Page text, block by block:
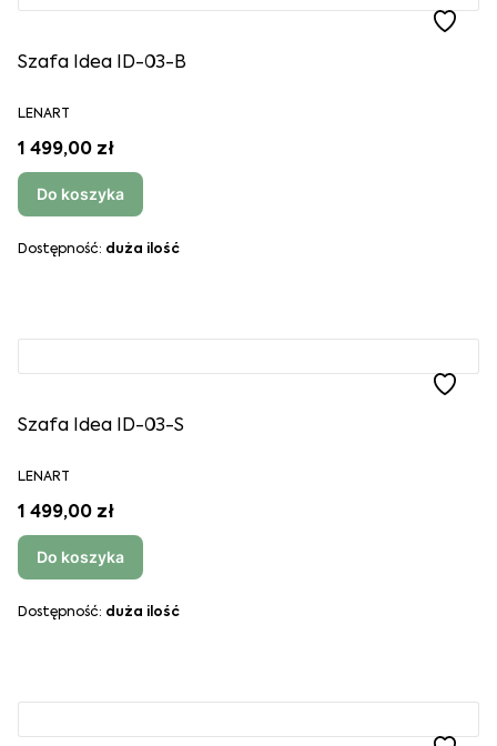
Szafa Idea ID-03-B
LENART
1 499,00 zł
Do koszyka
Dostępność: duża ilość
Szafa Idea ID-03-S
LENART
1 499,00 zł
Do koszyka
Dostępność: duża ilość